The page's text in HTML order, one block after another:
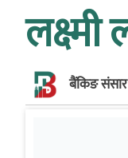
लक्ष्मी
बैंकिङ संसार